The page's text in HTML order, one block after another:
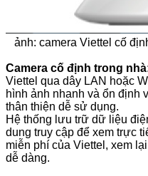
ảnh: camera Viettel cố
Camera cố định trong
Viettel qua dây LAN hoặc
hình ảnh nhanh và ổn định
thân thiện dễ sử dụng.
Hệ thống lưu trữ dữ liệu
dung truy cập để xem trực
miễn phí của Viettel, xem
dễ dàng.